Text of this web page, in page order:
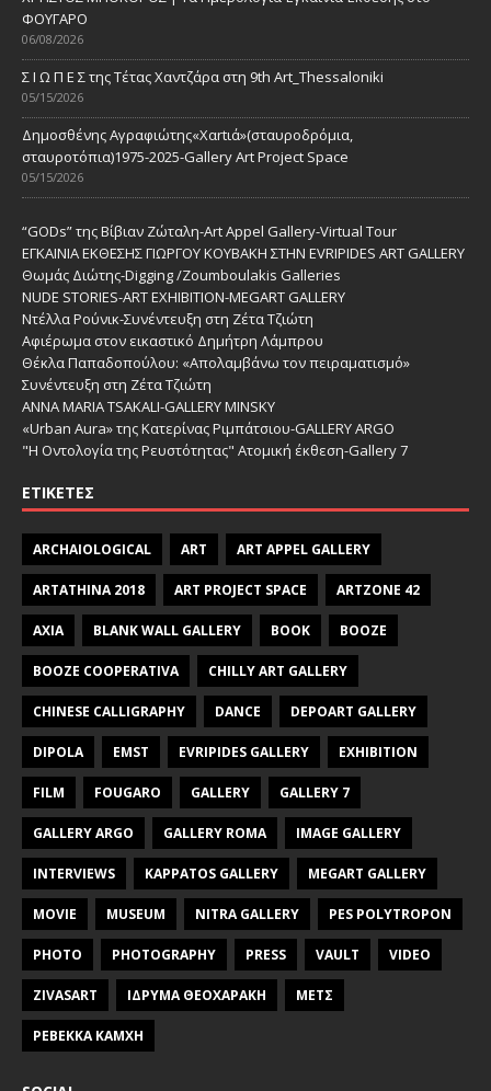
ΦΟΥΓΑΡΟ
06/08/2026
Σ Ι Ω Π Ε Σ της Τέτας Χαντζάρα στη 9th Art_Thessaloniki
05/15/2026
Δημοσθένης Αγραφιώτης«Xαrtιά»(σταυροδρόμια,
σταυροτόπια)1975-2025-Gallery Art Project Space
05/15/2026
“GODs” της Βίβιαν Ζώταλη-Art Appel Gallery-Virtual Tour
ΕΓΚΑΙΝΙΑ ΕΚΘΕΣΗΣ ΓΙΩΡΓΟΥ ΚΟΥΒΑΚΗ ΣΤΗΝ EVRIPIDES ART GALLERY
Θωμάς Διώτης-Digging /Zoumboulakis Galleries
NUDE STORIES-ΑRT EXHIBITION-MEGART GALLERY
Ντέλλα Ρούνικ-Συνέντευξη στη Ζέτα Τζιώτη
Αφιέρωμα στον εικαστικό Δημήτρη Λάμπρου
Θέκλα Παπαδοπούλου: «Απολαμβάνω τον πειραματισμό»
Συνέντευξη στη Ζέτα Τζιώτη
ANNA MARIA TSAKALI-GALLERY MINSKY
«Urban Aura» της Κατερίνας Ριμπάτσιου-GALLERY ARGO
"Η Οντολογία της Ρευστότητας" Ατομική έκθεση-Gallery 7
ΕΤΙΚΈΤΕΣ
ARCHAIOLOGICAL ART ART APPEL GALLERY
ARTATHINA 2018 ART PROJECT SPACE ARTZONE 42
AXIA BLANK WALL GALLERY BOOK BOOZE
BOOZE COOPERATIVA CHILLY ART GALLERY
CHINESE CALLIGRAPHY DANCE DEPOART GALLERY
DIPOLA EMST EVRIPIDES GALLERY EXHIBITION
FILM FOUGARO GALLERY GALLERY 7
GALLERY ARGO GALLERY ROMA IMAGE GALLERY
INTERVIEWS KAPPATOS GALLERY MEGART GALLERY
MOVIE MUSEUM NITRA GALLERY PES POLYTROPON
PHOTO PHOTOGRAPHY PRESS VAULT VIDEO
ZIVASART ΙΔΡΥΜΑ ΘΕΟΧΑΡΑΚΗ ΜΕΤΣ
ΡΕΒΕΚΚΑ ΚΑΜΧΗ